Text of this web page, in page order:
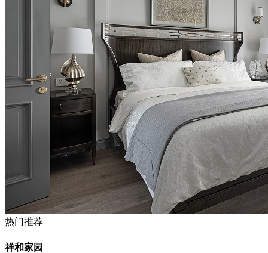
热门推荐
祥和家园